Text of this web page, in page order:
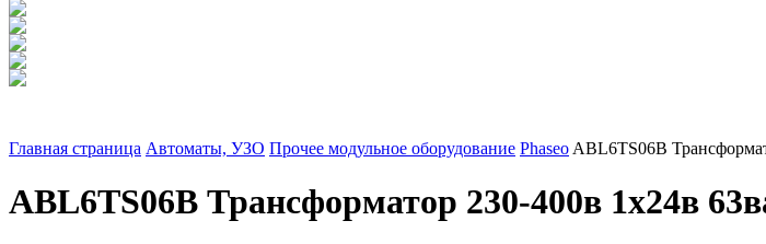
Главная страница Автоматы, УЗО Прочее модульное оборудование Phaseo ABL6TS06B
ABL6TS06B Трансформатор 230-400в 1x24в